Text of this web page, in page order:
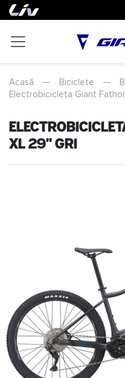
Acasă — Biciclete —
Electrobicicleta Giant
XL 29" Gri